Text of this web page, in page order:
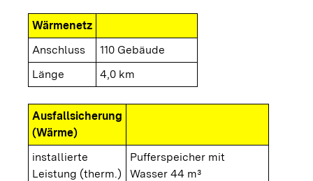
Wärmenetz
Anschluss
110 Gebäude
Länge
4,0 km
Ausfallsicherung
(Wärme)
installierte
Leistung (therm.)
Pufferspeicher mit
Wasser 44 m³